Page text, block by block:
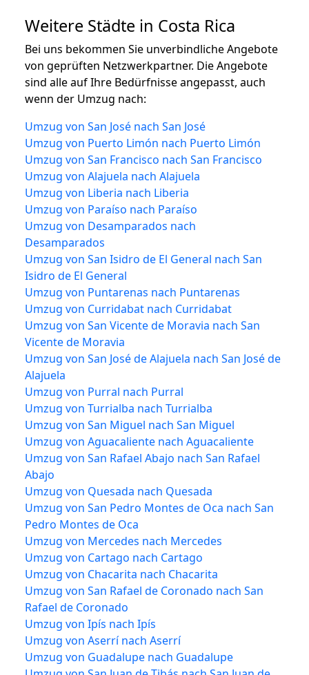
Weitere Städte in Costa Rica
Bei uns bekommen Sie unverbindliche Angebote
von geprüften Netzwerkpartner. Die Angebote
sind alle auf Ihre Bedürfnisse angepasst, auch
wenn der Umzug nach:
Umzug von San José nach San José
Umzug von Puerto Limón nach Puerto Limón
Umzug von San Francisco nach San Francisco
Umzug von Alajuela nach Alajuela
Umzug von Liberia nach Liberia
Umzug von Paraíso nach Paraíso
Umzug von Desamparados nach
Desamparados
Umzug von San Isidro de El General nach San
Isidro de El General
Umzug von Puntarenas nach Puntarenas
Umzug von Curridabat nach Curridabat
Umzug von San Vicente de Moravia nach San
Vicente de Moravia
Umzug von San José de Alajuela nach San José de
Alajuela
Umzug von Purral nach Purral
Umzug von Turrialba nach Turrialba
Umzug von San Miguel nach San Miguel
Umzug von Aguacaliente nach Aguacaliente
Umzug von San Rafael Abajo nach San Rafael
Abajo
Umzug von Quesada nach Quesada
Umzug von San Pedro Montes de Oca nach San
Pedro Montes de Oca
Umzug von Mercedes nach Mercedes
Umzug von Cartago nach Cartago
Umzug von Chacarita nach Chacarita
Umzug von San Rafael de Coronado nach San
Rafael de Coronado
Umzug von Ipís nach Ipís
Umzug von Aserrí nach Aserrí
Umzug von Guadalupe nach Guadalupe